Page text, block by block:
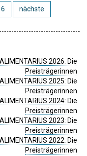
6 nächste
2026: Die
Preisträgerinnen
2025: Die
Preisträgerinnen
2024: Die
Preisträgerinnen
2023: Die
Preisträgerinnen
2022: Die
Preisträgerinnen